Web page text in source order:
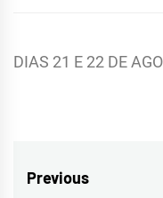
DIAS 21 E 22 DE
Navegação
Previous